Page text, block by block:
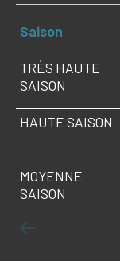
Saison
TRÈS HAUTE
SAISON
HAUTE SAISON
MOYENNE
SAISON